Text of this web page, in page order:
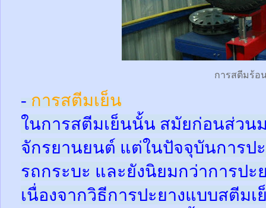
การสตีมร้อ
- การสตีมเย็น
ในการสตีมเย็นนั้น สมัยก่อนส่วน
จักรยานยนต์ แต่ในปัจจุบันการป
รถกระบะ และยังนิยมกว่าการป
เนื่องจากวิธีการปะยางแบบสตีม